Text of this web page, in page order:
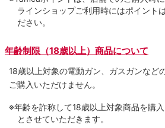
ラインショップご利用時にはポイント
ださい。
年齢制限（18歳以上）商品について
18歳以上対象の電動ガン、ガスガンなど
ご購入いただけません。
※年齢を詐称して18歳以上対象商品を購
とさせていただきます。